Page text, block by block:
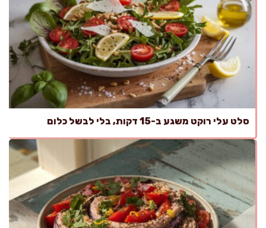
סלט עלי רוקט משגע ב-15 דקות, בלי לבשל כלום